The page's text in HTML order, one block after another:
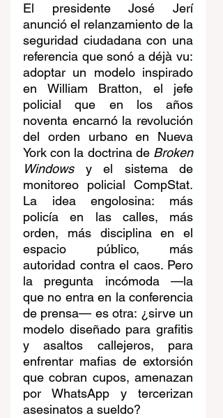
El presidente José Jerí
anunció el relanzamiento de la
seguridad ciudadana con una
referencia que sonó a déjà vu:
adoptar un modelo inspirado
en William Bratton, el jefe
policial que en los años
noventa encarnó la revolución
del orden urbano en Nueva
York con la doctrina de Broken
Windows y el sistema de
monitoreo policial CompStat.
La idea engolosina: más
policía en las calles, más
orden, más disciplina en el
espacio público, más
autoridad contra el caos. Pero
la pregunta incómoda —la
que no entra en la conferencia
de prensa— es otra: ¿sirve un
modelo diseñado para grafitis
y asaltos callejeros, para
enfrentar mafias de extorsión
que cobran cupos, amenazan
por WhatsApp y tercerizan
asesinatos a sueldo?